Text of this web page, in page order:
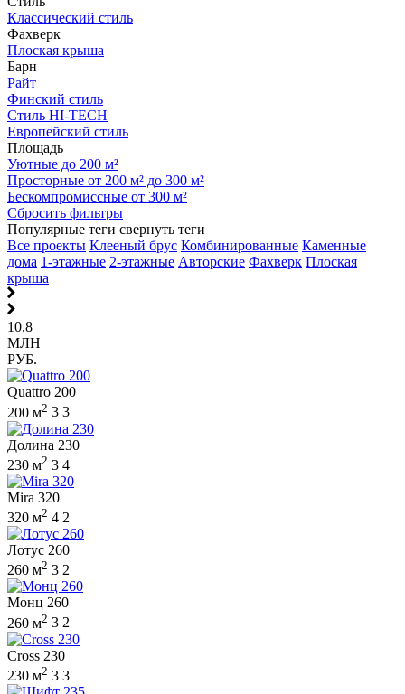
Классический стиль
Фахверк
Плоская крыша
Барн
Райт
Финский стиль
Стиль HI-TECH
Европейский стиль
Площадь
Уютные до 200 м²
Просторные от 200 м² до 300 м²
Бескомпромиссные от 300 м²
Сбросить фильтры
Популярные теги свернуть теги
Все проекты Клееный брус Комбинированные Каменные
дома 1-этажные 2-этажные Авторские Фахверк Плоская
крыша
10,8
МЛН
РУБ.
Quattro 200
200 м2 3 3
Долина 230
230 м2 3 4
Mira 320
320 м2 4 2
Лотус 260
260 м2 3 2
Монц 260
260 м2 3 2
Cross 230
230 м2 3 3